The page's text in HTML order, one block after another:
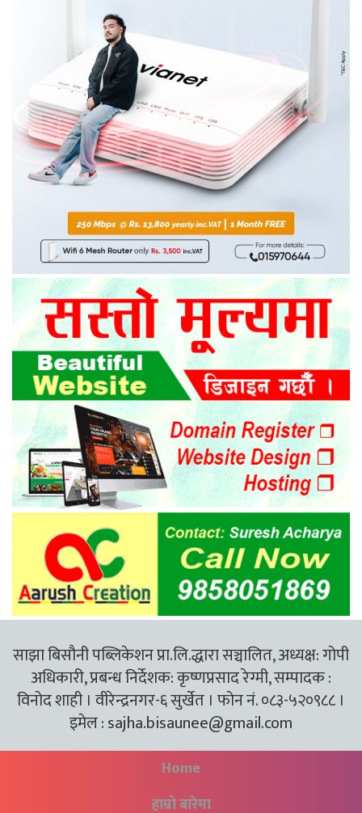
साझा बिसौनी पब्लिकेशन प्रा.लि.द्धारा सञ्चालित, अध्यक्ष: गोपी
अधिकारी, प्रबन्ध निर्देशक: कृष्णप्रसाद रेग्मी, सम्पादक :
विनोद शाही । वीरेन्द्रनगर-६ सुर्खेत । फोन नं. ०८३-५२०९८८ ।
इमेल :sajha.bisaunee@gmail.com
Home
हाम्रो बारेमा